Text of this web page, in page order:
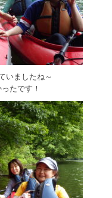
いましたね～
たです！